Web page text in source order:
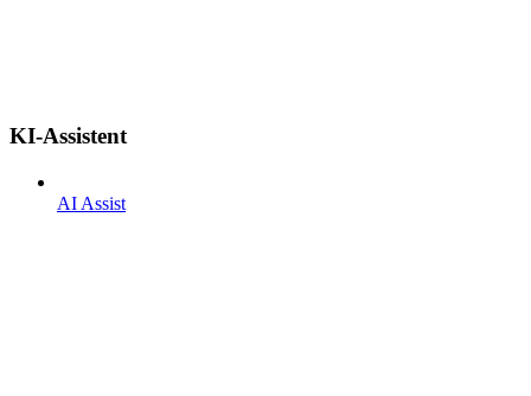
KI-Assistent
AI Assist